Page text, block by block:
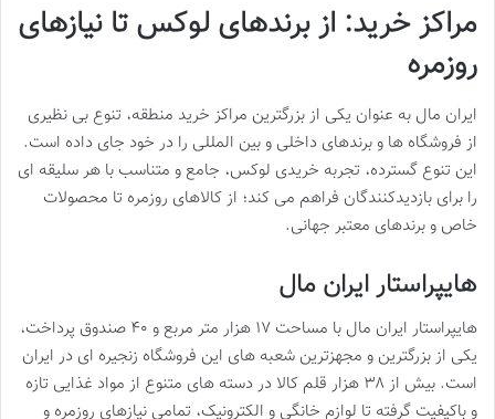
مراکز خرید: از برندهای لوکس تا نیازهای
روزمره
ایران مال به عنوان یکی از بزرگترین مراکز خرید منطقه، تنوع بی نظیری
از فروشگاه ها و برندهای داخلی و بین المللی را در خود جای داده است.
این تنوع گسترده، تجربه خریدی لوکس، جامع و متناسب با هر سلیقه ای
را برای بازدیدکنندگان فراهم می کند؛ از کالاهای روزمره تا محصولات
خاص و برندهای معتبر جهانی.
هایپراستار ایران مال
هایپراستار ایران مال با مساحت ۱۷ هزار متر مربع و ۴۰ صندوق پرداخت،
یکی از بزرگترین و مجهزترین شعبه های این فروشگاه زنجیره ای در ایران
است. بیش از ۳۸ هزار قلم کالا در دسته های متنوع از مواد غذایی تازه
و باکیفیت گرفته تا لوازم خانگی و الکترونیک، تمامی نیازهای روزمره و